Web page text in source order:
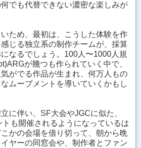
でも代替できない濃密な楽しみが
ため、最初は、こうした体験を作
じる独立系の制作チームが、採算
なるでしょう。100人〜1000人規
が幾つも作られていく中で、
がでる作品が生まれ、何万人もの
ムーブメントを導いていくかもし
に伴い、SF大会やJGCに似た、
も開催されるようになっているは
かの会場を借り切って、朝から晩
ヤーの同窓会や、制作者とファン